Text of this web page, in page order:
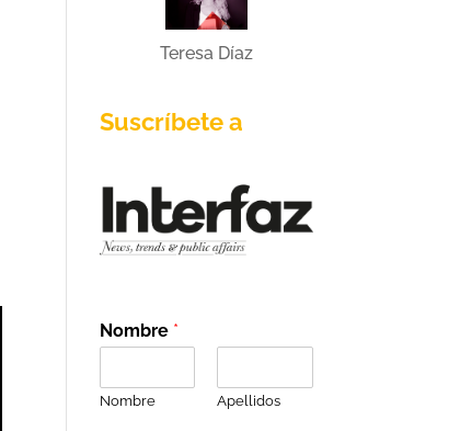
Teresa Díaz
Suscríbete a
Nombre *
Nombre Apellidos